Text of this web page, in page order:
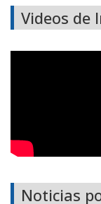
Videos de
Noticias